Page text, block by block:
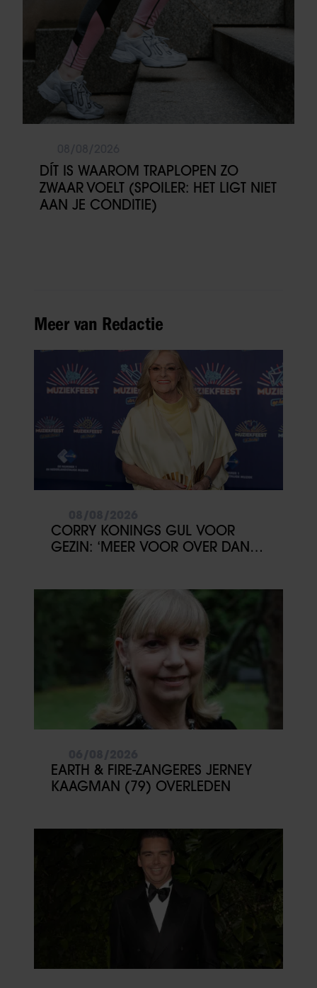
DÍT IS WAAROM TRAPLOPEN ZO
ZWAAR VOELT (SPOILER: HET LIGT NIET
AAN JE CONDITIE)
Meer van Redactie
CORRY KONINGS GUL VOOR
GEZIN: ‘MEER VOOR OVER DAN
EARTH & FIRE-ZANGERES JERNEY
KAAGMAN (79) OVERLEDEN